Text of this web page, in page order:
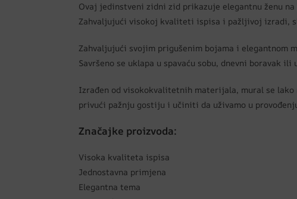
Ovaj jedinstveni zidni zid prikazuje elegantnu ženu
Zahvaljujući visokoj kvaliteti ispisa i pažljivoj izradi,
Zahvaljujući svojim prigušenim bojama i elegantnom
Savršeno se uklapa u spavaću sobu, dnevni
Izrađen od visokokvalitetnih materijala, mural se
privući pažnju gostiju i učiniti da uživamo u
Značajke proizvoda:
Visoka kvaliteta ispisa
Jednostavna primjena
Elegantna tema